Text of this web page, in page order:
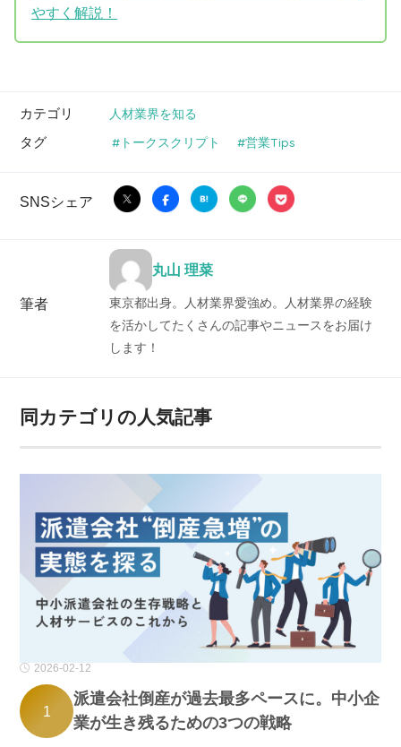
やすく解説！
カテゴリ 人材業界を知る
タグ トークスクリプト 営業Tips
SNSシェア
筆者
丸山 理菜
東京都出身。人材業界愛強め。人材業界の経験
を活かしてたくさんの記事やニュースをお届け
します！
同カテゴリの人気記事
2026-02-12
1
派遣会社倒産が過去最多ペースに。中小企
業が生き残るための3つの戦略